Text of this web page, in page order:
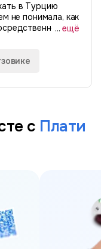
в Турцию
не понимала, как
там.
...ещё
с Плати